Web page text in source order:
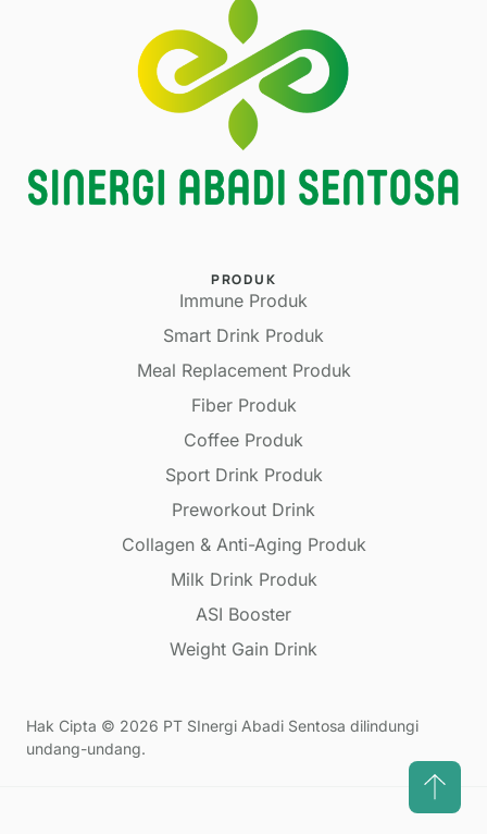
PRODUK
Immune Produk
Smart Drink Produk
Meal Replacement Produk
Fiber Produk
Coffee Produk
Sport Drink Produk
Preworkout Drink
Collagen & Anti-Aging Produk
Milk Drink Produk
ASI Booster
Weight Gain Drink
Hak Cipta © 2026 PT SInergi Abadi Sentosa dilindungi
undang-undang.